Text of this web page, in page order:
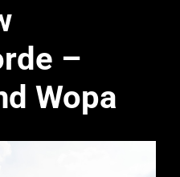
–
Wopa